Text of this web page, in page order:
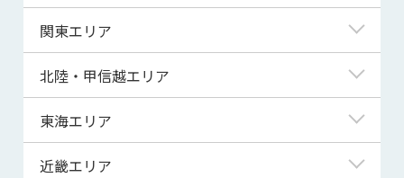
北海道
青森県
宮城県
関東エリア
東京都
神奈川県
埼玉県
北陸・甲信越エリア
新潟県
富山県
東海エリア
岐阜県
近畿エリア